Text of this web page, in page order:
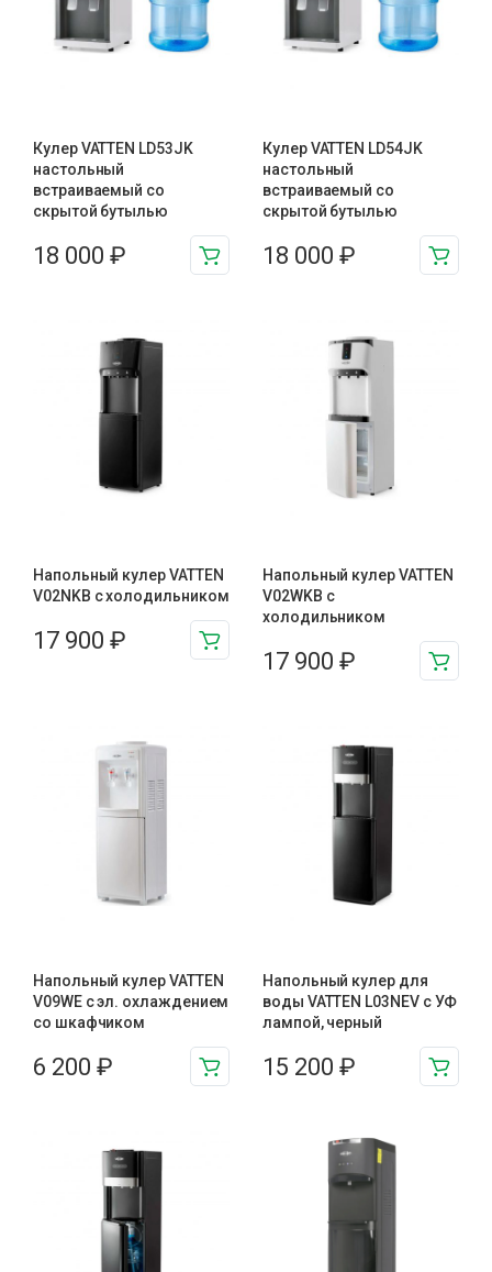
Кулер VATTEN LD53JK
настольный
встраиваемый со
скрытой бутылью
18 000 ₽
Кулер VATTEN LD54JK
настольный
встраиваемый со
скрытой бутылью
18 000 ₽
Напольный кулер VATTEN
V02NKB с холодильником
17 900 ₽
Напольный кулер VATTEN
V02WKB с
холодильником
17 900 ₽
Напольный кулер VATTEN
V09WE с эл. охлаждением
со шкафчиком
6 200 ₽
Напольный кулер для
воды VATTEN L03NEV c УФ
лампой, черный
15 200 ₽